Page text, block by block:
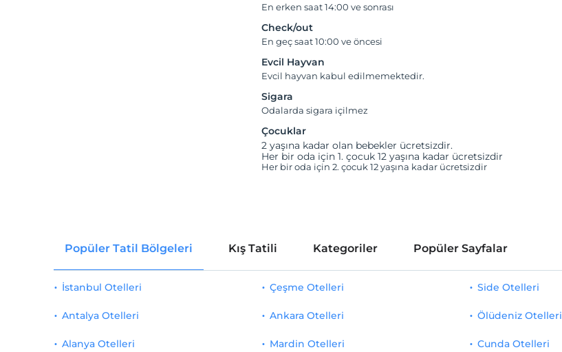
En erken saat 14:00 ve sonrası
Check/out
En geç saat 10:00 ve öncesi
Evcil Hayvan
Evcil hayvan kabul edilmemektedir.
Sigara
Odalarda sigara içilmez
Çocuklar
2 yaşına kadar olan bebekler ücretsizdir.
Her bir oda için 1. çocuk 12 yaşına kadar ücretsizdir
Her bir oda için 2. çocuk 12 yaşına kadar ücretsizdir
Popüler Tatil Bölgeleri Kış Tatili Kategoriler Popüler Sayfalar
İstanbul Otelleri
Antalya Otelleri
Alanya Otelleri
Çeşme Otelleri
Ankara Otelleri
Mardin Otelleri
Side Otelleri
Ölüdeniz Otelleri
Cunda Otelleri